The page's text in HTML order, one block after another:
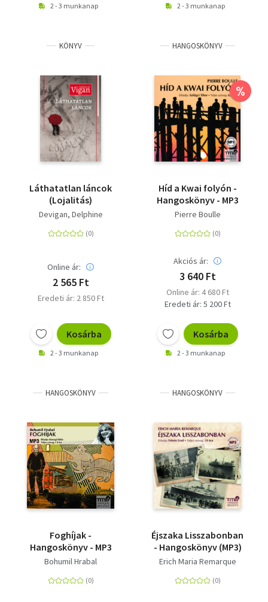
2 - 3 munkanap 2 - 3 munkanap
KÖNYV
Láthatatlan láncok
(Lojalitás)
Devigan, Delphine
Online ár:
2 565 Ft
Eredeti ár: 2 850 Ft
Kosárba
2 - 3 munkanap
HANGOSKÖNYV
%
Híd a Kwai folyón -
Hangoskönyv - MP3
Pierre Boulle
Akciós ár:
3 640 Ft
Online ár: 4 680 Ft
Eredeti ár: 5 200 Ft
Kosárba
2 - 3 munkanap
HANGOSKÖNYV
Foghíjak -
Hangoskönyv - MP3
Bohumil Hrabal
HANGOSKÖNYV
Éjszaka Lisszabonban
- Hangoskönyv (MP3)
Erich Maria Remarque